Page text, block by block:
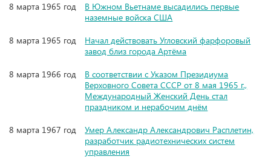
8 марта 1965 год
В Южном Вьетнаме высадились первые
наземные войска США
8 марта 1965 год
Начал действовать Угловский фарфоровый
завод близ города Артёма
8 марта 1966 год
В соответствии с Указом Президиума
Верховного Совета СССР от 8 мая 1965 г.,
Международный Женский День стал
праздником и нерабочим днём
8 марта 1967 год
Умер Александр Александрович Расплетин,
разработчик радиотехнических систем
управления